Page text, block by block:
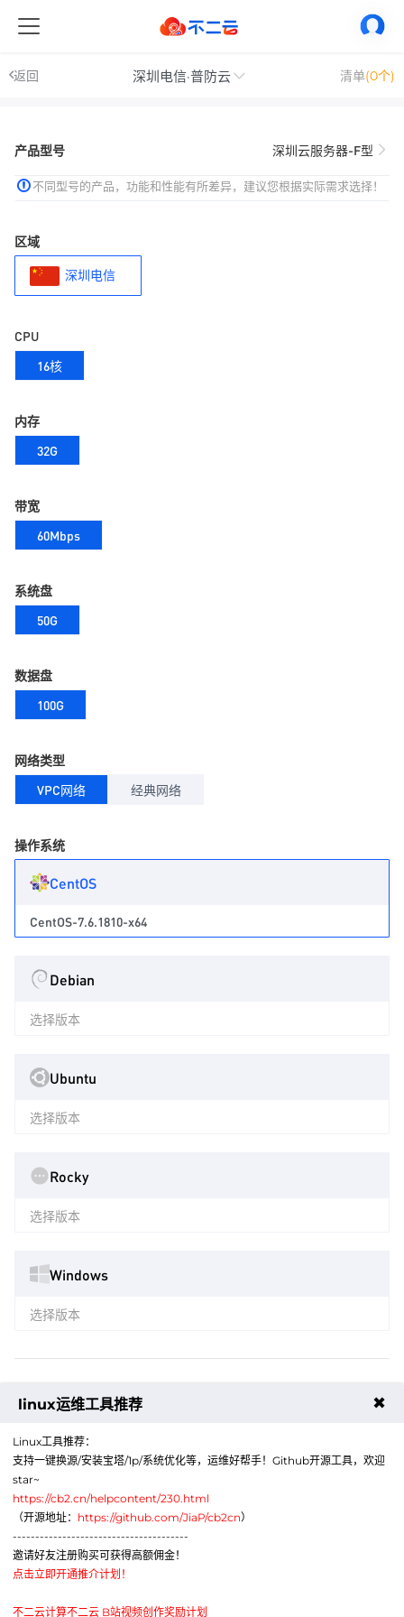
返回 深圳电信·普防云 清单(0个)
产品型号 深圳云服务器-F型
不同型号的产品，功能和性能有所差异，建议您根据实际需求选择！
区域
深圳电信
CPU
16核
内存
32G
带宽
60Mbps
系统盘
50G
数据盘
100G
网络类型
VPC网络
经典网络
操作系统
CentOS
CentOS-7.6.1810-x64
Debian
选择版本
Ubuntu
选择版本
Rocky
选择版本
Windows
选择版本
主机密码
周期
月
季 半年 年
linux运维工具推荐 ✖
Linux工具推荐：
支持一键换源/安装宝塔/1p/系统优化等，运维好帮手！Github开源工具，欢迎
star~
https://cb2.cn/helpcontent/230.html
（开源地址： https://github.com/JiaP/cb2cn）
---------------------------------------
邀请好友注册购买可获得高额佣金！
点击立即开通推介计划！
不二云计算不二云 B站视频创作奖励计划